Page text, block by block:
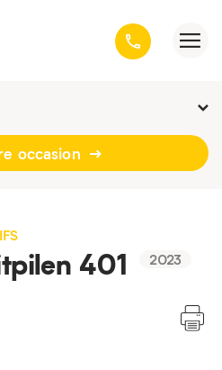
occasion
401 2023